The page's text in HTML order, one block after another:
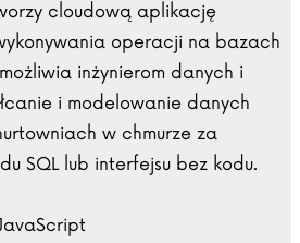
cloudową aplikację
operacji na bazach
inżynierom danych i
i modelowanie danych
w chmurze za
SQL lub interfejsu bez kodu.